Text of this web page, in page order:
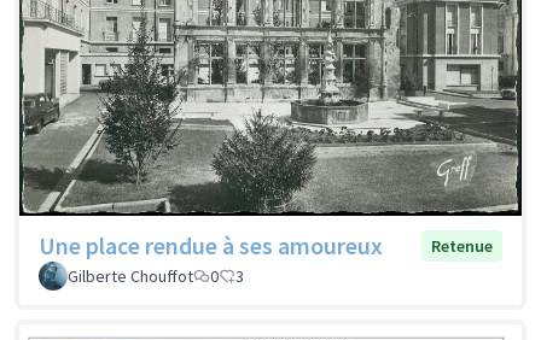
Une place rendue à ses amoureux
Retenue
Gilberte Chouffot
0 3